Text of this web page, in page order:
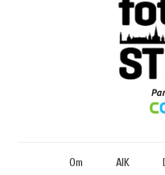
Om AIK